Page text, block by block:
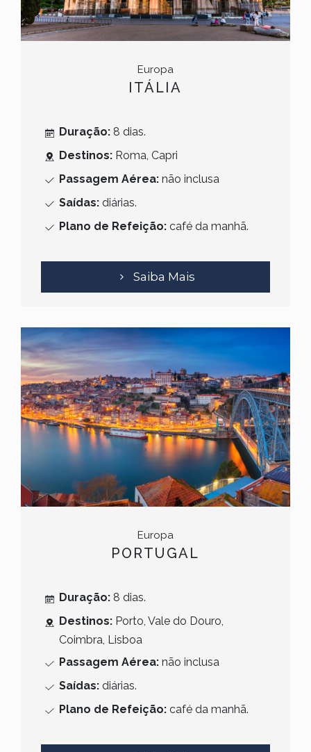
Europa
ITÁLIA
Duração:8 dias.
Destinos: Roma, Capri
Passagem Aérea:não inclusa
Saídas:diárias.
Plano de Refeição:café da manhã.
Saiba Mais
Europa
PORTUGAL
Duração:8 dias.
Destinos: Porto, Vale do Douro,
Coimbra, Lisboa
Passagem Aérea:não inclusa
Saídas: diárias.
Plano de Refeição:café da manhã.